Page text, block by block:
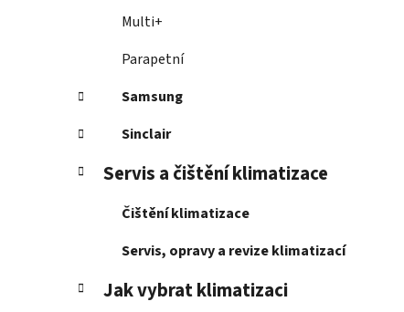
Multi+
Parapetní
Samsung
Sinclair
Servis a čištění klimatizace
Čištění klimatizace
Servis, opravy a revize klimatizací
Jak vybrat klimatizaci